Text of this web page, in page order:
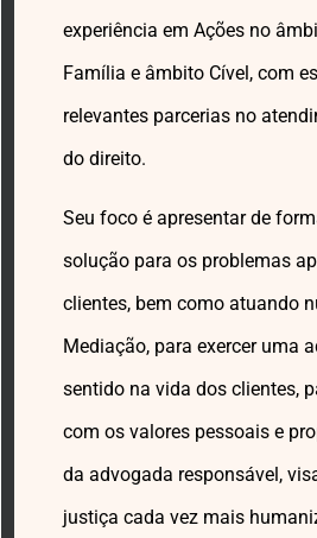
experiência em Ações no
Família e âmbito Cível, com
relevantes parcerias no
do direito.
Seu foco é apresentar de
solução para os problemas
clientes, bem como atuando
Mediação, para exercer uma
sentido na vida dos clientes,
com os valores pessoais e
da advogada responsável,
justiça cada vez mais